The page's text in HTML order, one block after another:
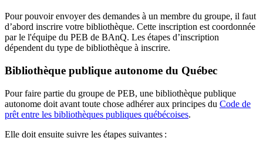
Pour pouvoir envoyer des demandes à un membre du groupe, il faut
d’abord inscrire votre bibliothèque. Cette inscription est coordonnée
par le l'équipe du PEB de BAnQ. Les étapes d’inscription
dépendent du type de bibliothèque à inscrire.
Bibliothèque publique autonome du Québec
Pour faire partie du groupe de PEB, une bibliothèque publique
autonome doit avant toute chose adhérer aux principes du Code de
prêt entre les bibliothèques publiques québécoises.
Elle doit ensuite suivre les étapes suivantes :